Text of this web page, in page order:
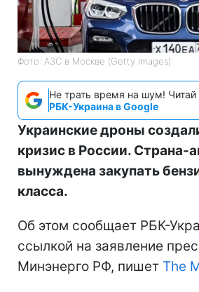
Фото: АЗС в Москве (Getty Images)
Не трать время на шум! Читай
РБК-Украина в Google
Украинские дроны
кризис в России. Страна-
вынуждена закупать
класса.
Об этом сообщает РБК-
ссылкой на заявление
Минэнерго РФ, пишет The